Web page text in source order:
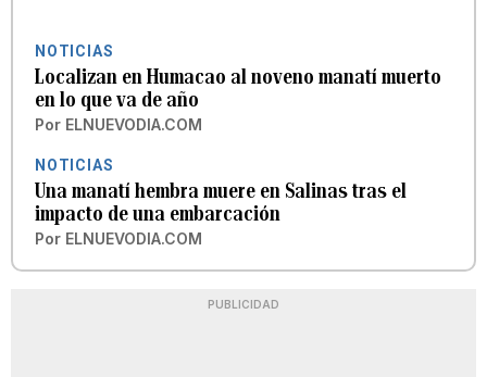
NOTICIAS
Localizan en Humacao al noveno manatí muerto
en lo que va de año
Por ELNUEVODIA.COM
NOTICIAS
Una manatí hembra muere en Salinas tras el
impacto de una embarcación
Por ELNUEVODIA.COM
PUBLICIDAD